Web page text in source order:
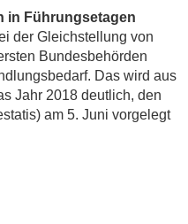
in Führungsetagen
der Gleichstellung von
Bundesbehörden
Das wird aus
Jahr 2018 deutlich, den
am 5. Juni vorgelegt